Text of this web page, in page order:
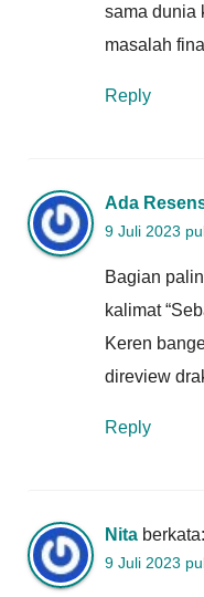
sama dunia
masalah
Reply
Ada
9 Juli 2023
Bagian
kalimat
Keren
direview
Reply
Nita berkata:
9 Juli 2023